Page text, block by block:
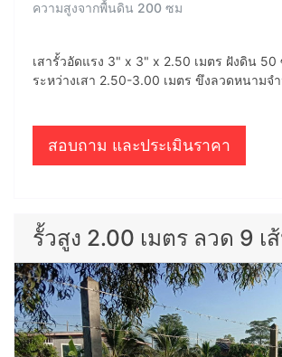
ความสูงจากพื้นดิน 200 ซม
เสารั้วอัดแรง 3" x 3" x 2.50 เมตร ฝังดิน 50
ระหว่างเสา 2.50-3.00 เมตร ขึงลวดหนามจ
สอบถาม และประเมินราคา
รั้วสูง 2.00 เมตร ลวด 9 เ